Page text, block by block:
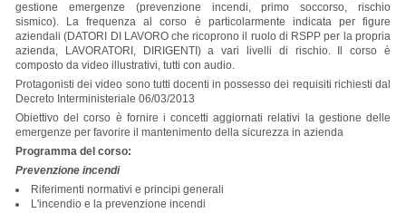
gestione emergenze (prevenzione incendi, primo soccorso, rischio
sismico). La frequenza al corso è particolarmente indicata per figure
aziendali (DATORI DI LAVORO che ricoprono il ruolo di RSPP per la propria
azienda, LAVORATORI, DIRIGENTI) a vari livelli di rischio. Il corso è
composto da video illustrativi, tutti con audio.
Protagonisti dei video sono tutti docenti in possesso dei requisiti richiesti dal
Decreto Interministeriale 06/03/2013
Obiettivo del corso è fornire i concetti aggiornati relativi la gestione delle
emergenze per favorire il mantenimento della sicurezza in azienda
Programma del corso:
Prevenzione incendi
Riferimenti normativi e principi generali
L'incendio e la prevenzione incendi